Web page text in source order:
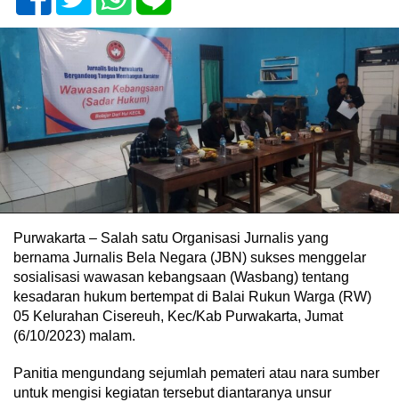
Purwakarta – Salah satu Organisasi Jurnalis yang
bernama Jurnalis Bela Negara (JBN) sukses menggelar
sosialisasi wawasan kebangsaan (Wasbang) tentang
kesadaran hukum bertempat di Balai Rukun Warga (RW)
05 Kelurahan Cisereuh, Kec/Kab Purwakarta, Jumat
(6/10/2023) malam.
Panitia mengundang sejumlah pemateri atau nara sumber
untuk mengisi kegiatan tersebut diantaranya unsur